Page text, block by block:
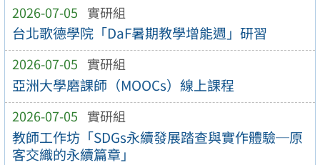
2026-07-05 實研組
台北歌德學院「DaF暑期教學增能週」研習
2026-07-05 實研組
亞洲大學磨課師（MOOCs）線上課程
2026-07-05 實研組
教師工作坊「SDGs永續發展踏查與實作體驗─原
客交織的永續篇章」